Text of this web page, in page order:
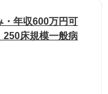
・年収600万円可
250床規模一般病